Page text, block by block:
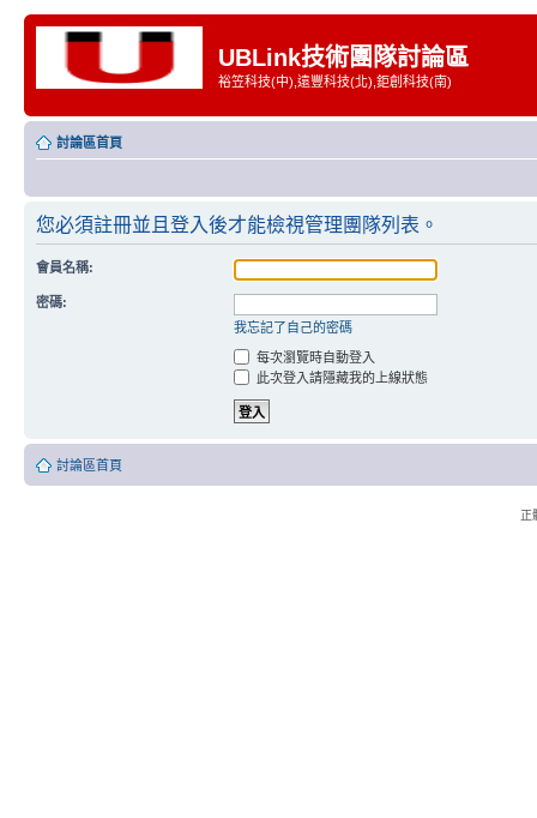
UBLink技術團隊討論區
裕笠科技(中),遠豐科技(北),鉅創科技(南)
討論區首頁
您必須註冊並且登入後才能檢視管理團隊列表。
會員名稱:
密碼:
我忘記了自己的密碼
每次瀏覽時自動登入
此次登入請隱藏我的上線狀態
討論區首頁
正